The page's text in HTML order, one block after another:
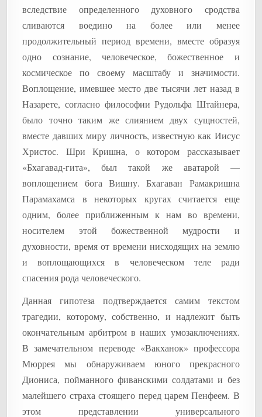
вследствие определенного духовного сродства
сливаются воедино на более или менее
продолжительный период времени, вместе образуя
одно сознание, человеческое, божественное и
космическое по своему масштабу и значимости.
Воплощение, имевшее место две тысячи лет назад в
Назарете, согласно философии Рудольфа Штайнера,
было точно таким же слиянием двух сущностей,
вместе давших миру личность, известную как Иисус
Христос. Шри Кришна, о котором рассказывает
«Бхагавад-гита», был такой же аватарой —
воплощением бога Вишну. Бхагаван Рамакришна
Парамахамса в некоторых кругах считается еще
одним, более приближенным к нам во времени,
носителем этой божественной мудрости и
духовности, время от времени нисходящих на землю
и воплощающихся в человеческом теле ради
спасения рода человеческого.
Данная гипотеза подтверждается самим текстом
трагедии, которому, собственно, и надлежит быть
окончательным арбитром в наших умозаключениях.
В замечательном переводе «Вакханок» профессора
Мюррея мы обнаруживаем юного прекрасного
Диониса, пойманного фиванскими солдатами и без
малейшего страха стоящего перед царем Пенфеем. В
этом представлении универсального